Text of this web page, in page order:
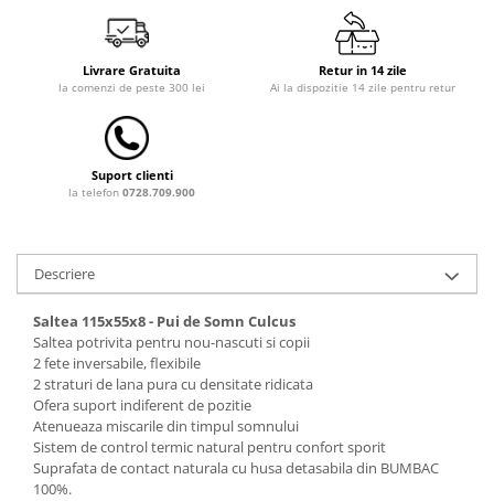
Sac de dormit 140 cm
Sac de dormit 150 cm
Sac de dormit tineret
Saltele de infasat
Livrare Gratuita
la comenzi de peste 300 lei
Retur in 14 zile
Ai la dispozitie 14 zile pentru retur
Suport clienti
la telefon 0728.709.900
Descriere
Saltea 115x55x8 - Pui de Somn Culcus
Saltea potrivita pentru nou-nascuti si copii
2 fete inversabile, flexibile
2 straturi de lana pura cu densitate ridicata
Ofera suport indiferent de pozitie
Atenueaza miscarile din timpul somnului
Sistem de control termic natural pentru confort sporit
Suprafata de contact naturala cu husa detasabila din BUMBAC
100%.